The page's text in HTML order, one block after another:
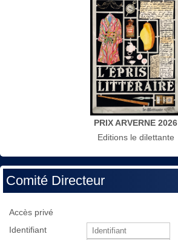
PRIX ARVERNE 2026
Editions le dilettante
Comité Directeur
Accès privé
Identifiant